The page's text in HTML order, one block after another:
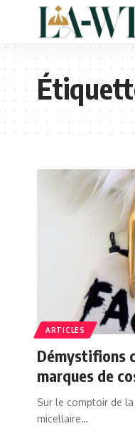
ARTICLES
Démystifions
marques de
Sur le comptoir de
micellaire…